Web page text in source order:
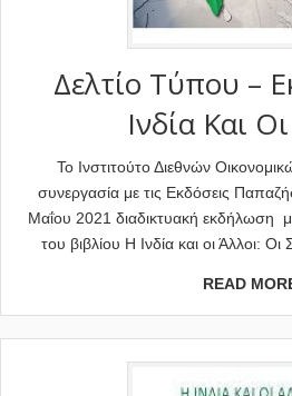
Δελτίο Τύπου –
Ινδία Και
Το Ινστιτούτο Διεθνών
συνεργασία με τις Εκδόσεις
Μαΐου 2021 διαδικτυακή εκδήλωση
του βιβλίου Η Ινδία και οι Άλλοι: Οι
READ